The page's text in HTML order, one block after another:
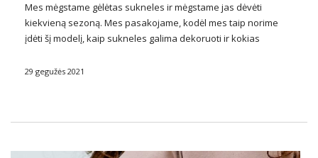
Mes mėgstame gėlėtas sukneles ir mėgstame jas dėvėti
kiekvieną sezoną. Mes pasakojame, kodėl mes taip norime
įdėti šį modelį, kaip sukneles galima dekoruoti ir kokias
Kodėl gėlių motyvai yra tokie populiarūs?
29 gegužės 2021